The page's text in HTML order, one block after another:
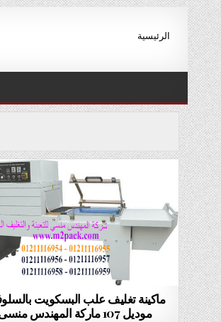
Skip
to
content
الرئيسية
ماكينة تغليف علب البسكويت
موديل 107 ماركة المهندس منسى